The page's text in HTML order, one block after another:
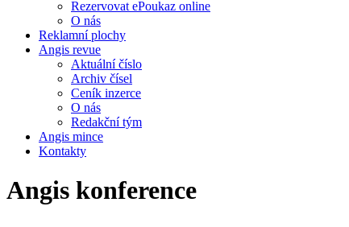
Rezervovat ePoukaz online
O nás
Reklamní plochy
Angis revue
Aktuální číslo
Archiv čísel
Ceník inzerce
O nás
Redakční tým
Angis mince
Kontakty
Angis konference